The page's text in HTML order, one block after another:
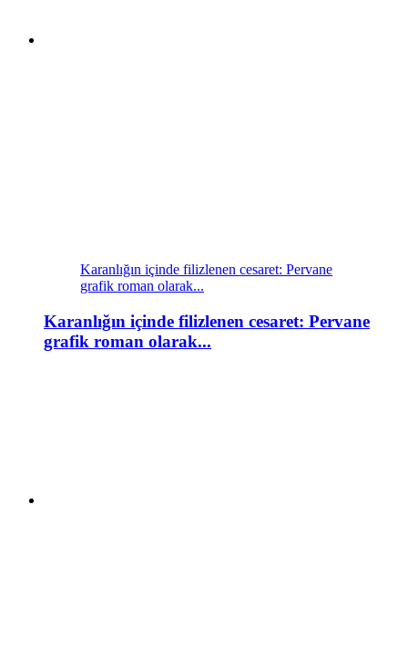
Karanlığın içinde filizlenen cesaret: Pervane
grafik roman olarak...
Karanlığın içinde filizlenen cesaret: Pervane
grafik roman olarak...